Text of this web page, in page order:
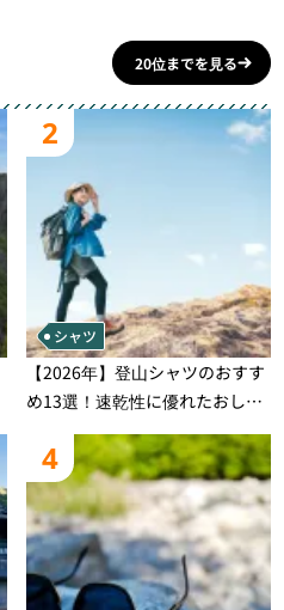
20位までを見る
2
シャツ
【2026年】登山シャツのおすす
め13選！速乾性に優れたおしゃ
れなモデルを徹底紹介！
4